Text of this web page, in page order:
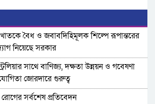
খাতকে বৈধ ও জবাবদিহিমূলক শিল্পে রূপান্তরের
নিয়েছে সরকার
সাথে বাণিজ্য, দক্ষতা উন্নয়ন ও গবেষণা
জোরদারে গুরুত্ব
সর্বশেষ প্রতিবেদন